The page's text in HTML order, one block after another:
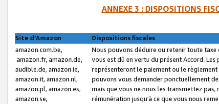
ANNEXE 3 : DISPOSITIONS
Site d’Amazon
Dispositions fiscales
amazon.com.be,
amazon.fr, amazon.de,
audible.de, amazon.ie,
amazon.it, amazon.nl,
amazon.pl, amazon.es,
amazon.se,
Nous pouvons déduire ou retenir toute
vous est dû en vertu du présent Accord.
représenteront le paiement ou le
pouvons vous demander ponctuellement
mais que vous ne nous les transmettez
rémunération jusqu’à ce que vous nous